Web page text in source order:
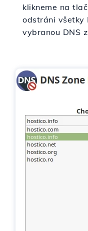
klikneme na
odstráni všetky
vybranou DNS